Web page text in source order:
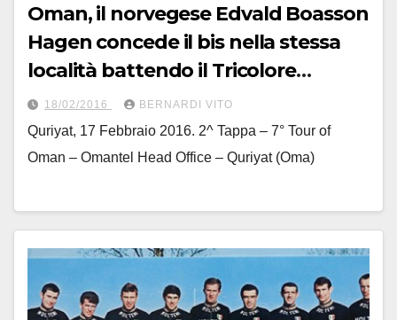
Oman, il norvegese Edvald Boasson
Hagen concede il bis nella stessa
località battendo il Tricolore
Vincenzo Nibali
18/02/2016 BERNARDI VITO
Quriyat, 17 Febbraio 2016. 2^ Tappa – 7° Tour of
Oman – Omantel Head Office – Quriyat (Oma)